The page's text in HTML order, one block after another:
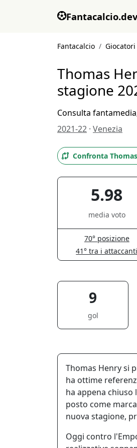
Fantacalcio.dev
Fantacalcio Giocatori
Thomas
stagione
Consulta
2021-22 · Venezia
Confronta
5.98
media voto
70° posizione
41° tra i attaccanti
9
gol
Thomas Henry si
ha ottime
ha appena chiuso
posto come
nuova stagione,
Oggi contro